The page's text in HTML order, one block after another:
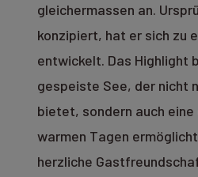
gleichermassen an.
konzipiert, hat er sich zu
entwickelt. Das Highlight
gespeiste See, der nicht
bietet, sondern auch
warmen Tagen
herzliche